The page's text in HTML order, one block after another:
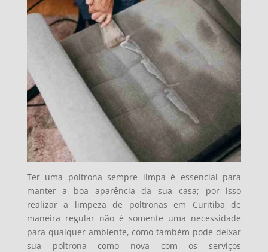
Ter uma poltrona sempre limpa é essencial para
manter a boa aparência da sua casa; por isso
realizar a limpeza de poltronas em Curitiba de
maneira regular não é somente uma necessidade
para qualquer ambiente, como também pode deixar
sua poltrona como nova com os serviços